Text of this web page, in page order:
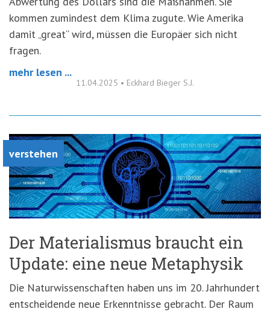
kommen zumindest dem Klima zugute. Wie Amerika
damit „great“ wird, müssen die Europäer sich nicht
fragen.
mehr lesen ...
11.04.2025 • Eckhard Bieger S.J.
verstehen
Der Materialismus braucht ein
Update: eine neue Metaphysik
Die Naturwissenschaften haben uns im 20. Jahrhundert
entscheidende neue Erkenntnisse gebracht. Der Raum